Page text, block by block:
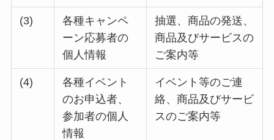
(3)
各種キャンペ
ーン応募者の
個人情報
抽選、商品の発送、
商品及びサービスの
ご案内等
(4)
各種イベント
のお申込者、
参加者の個人
情報
イベント等のご連
絡、商品及びサービ
スのご案内等